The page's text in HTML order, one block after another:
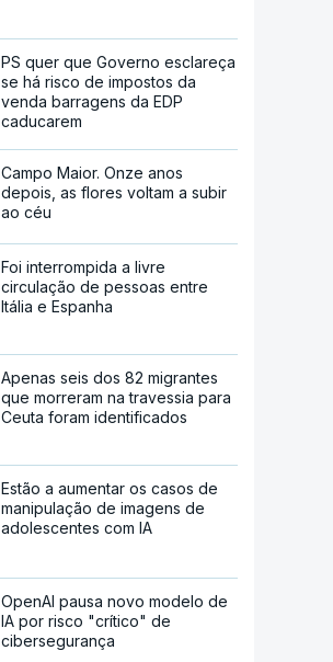
PS quer que Governo esclareça
se há risco de impostos da
venda barragens da EDP
caducarem
Campo Maior. Onze anos
depois, as flores voltam a subir
ao céu
Foi interrompida a livre
circulação de pessoas entre
Itália e Espanha
Apenas seis dos 82 migrantes
que morreram na travessia para
Ceuta foram identificados
Estão a aumentar os casos de
manipulação de imagens de
adolescentes com IA
OpenAI pausa novo modelo de
IA por risco "crítico" de
cibersegurança